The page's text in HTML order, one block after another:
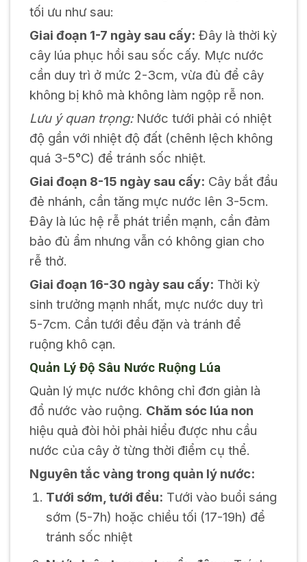
tối ưu như sau:
Giai đoạn 1-7 ngày sau cấy: Đây là thời kỳ
cây lúa phục hồi sau sốc cấy. Mực nước
cần duy trì ở mức 2-3cm, vừa đủ để cây
không bị khô mà không làm ngộp rễ non.
Lưu ý quan trọng:Nước tưới phải có nhiệt
độ gần với nhiệt độ đất (chênh lệch không
quá 3-5°C) để tránh sốc nhiệt.
Giai đoạn 8-15 ngày sau cấy: Cây bắt đầu
đẻ nhánh, cần tăng mực nước lên 3-5cm.
Đây là lúc hệ rễ phát triển mạnh, cần đảm
bảo đủ ẩm nhưng vẫn có không gian cho
rễ thở.
Giai đoạn 16-30 ngày sau cấy: Thời kỳ
sinh trưởng mạnh nhất, mực nước duy trì
5-7cm. Cần tưới đều đặn và tránh để
ruộng khô cạn.
Quản Lý Độ Sâu Nước Ruộng Lúa
Quản lý mực nước không chỉ đơn giản là
đổ nước vào ruộng. Chăm sóc lúa non
hiệu quả đòi hỏi phải hiểu được nhu cầu
nước của cây ở từng thời điểm cụ thể.
Nguyên tắc vàng trong quản lý nước:
Tưới sớm, tưới đều: Tưới vào buổi sáng
sớm (5-7h) hoặc chiều tối (17-19h) để
tránh sốc nhiệt